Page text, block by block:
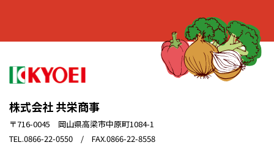
株式会社 共栄商事
〒716-0045 岡山県高梁市中原町1084-1
TEL.0866-22-0550 / FAX.0866-22-8558